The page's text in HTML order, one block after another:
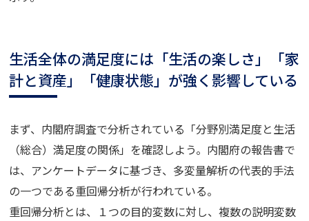
生活全体の満足度には「生活の楽しさ」「家
計と資産」「健康状態」が強く影響している
まず、内閣府調査で分析されている「分野別満足度と生活
（総合）満足度の関係」を確認しよう。内閣府の報告書で
は、アンケートデータに基づき、多変量解析の代表的手法
の一つである重回帰分析が行われている。
重回帰分析とは、１つの目的変数に対し、複数の説明変数